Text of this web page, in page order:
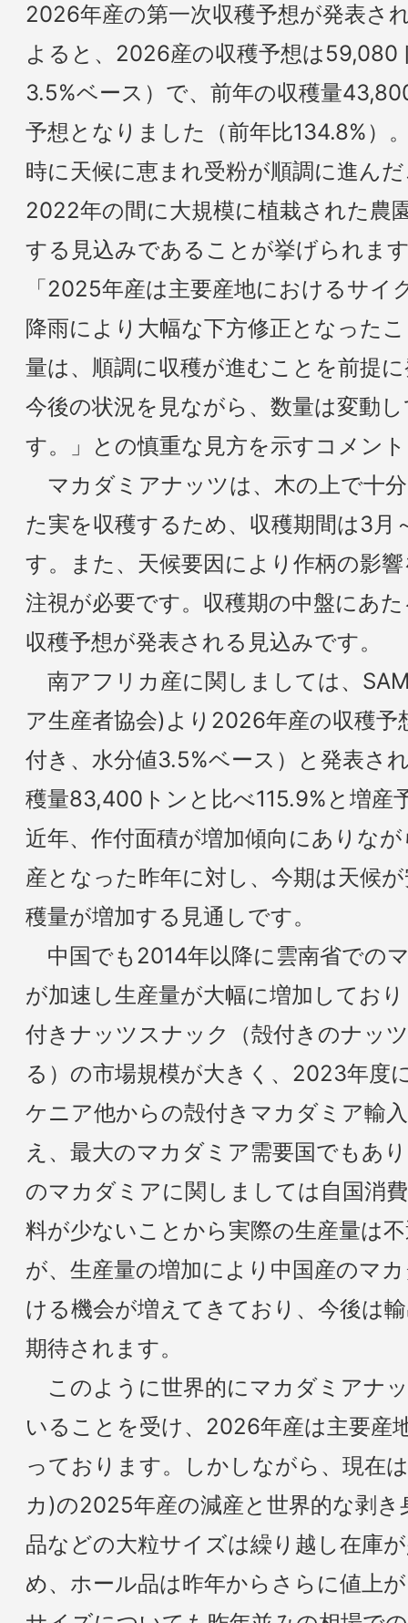
2026年産の第一次収穫予想が発表さ
よると、2026産の収穫予想は59,080
3.5%ベース）で、前年の収穫量
予想となりました（前年比134.8%）
時に天候に恵まれ受粉が順調に進ん
2022年の間に大規模に植栽された農
する見込みであることが挙げられま
「2025年産は主要産地におけるサイ
降雨により大幅な下方修正となった
量は、順調に収穫が進むことを前提
今後の状況を見ながら、数量は変動
す。」との慎重な見方を示すコメン
マカダミアナッツは、木の上で十
た実を収穫するため、収穫期間は3月
す。また、天候要因により作柄の影
注視が必要です。収穫期の中盤にあ
収穫予想が発表される見込みです。
南アフリカ産に関しましては、
ア生産者協会)より2026年産の収穫
付き、水分値3.5%ベース）と発表さ
穫量83,400トンと比べ115.9%と増産
近年、作付面積が増加傾向にありな
産となった昨年に対し、今期は天候
穫量が増加する見通しです。
中国でも2014年以降に雲南省での
が加速し生産量が大幅に増加してお
付きナッツスナック（殻付きのナッ
る）の市場規模が大きく、2023年度
ケニア他からの殻付きマカダミア輸
え、最大のマカダミア需要国でもあ
のマカダミアに関しましては自国消
料が少ないことから実際の生産量は
が、生産量の増加により中国産のマ
ける機会が増えてきており、今後は
期待されます。
このように世界的にマカダミアナ
いることを受け、2026年産は主要産
っております。しかしながら、現在
カ)の2025年産の減産と世界的な剥
品などの大粒サイズは繰り越し在庫
め、ホール品は昨年からさらに値上